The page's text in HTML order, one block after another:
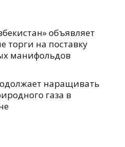
объявляет
торги на поставку
манифольдов
наращивать
газа в